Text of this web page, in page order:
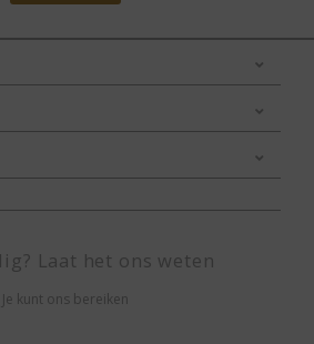
Laat het ons weten
Je kunt ons bereiken